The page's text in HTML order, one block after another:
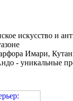
искусство и
Имари,
- уникальные